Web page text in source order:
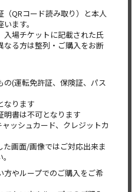
（QRコード読み取り）と本人
ます。
入場チケットに記載された氏
る方は整列・ご購入をお断
(運転免許証、保険証、パス
なります
書は不可となります
ッシュカード、クレジットカ
画面/画像ではご対応出来ま
方やループでのご購入をご希